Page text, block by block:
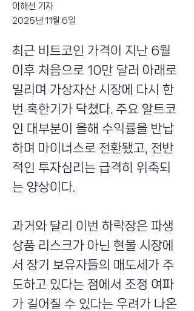
이해선 기자
2025년 11월 6일
최근 비트코인 가격이 지난 6월
이후 처음으로 10만 달러 아래로
밀리며 가상자산 시장에 다시 한
번 혹한기가 닥쳤다. 주요 알트코
인 대부분이 올해 수익률을 반납
하며 마이너스로 전환됐고, 전반
적인 투자심리는 급격히 위축되
는 양상이다.
과거와 달리 이번 하락장은 파생
상품 리스크가 아닌 현물 시장에
서 장기 보유자들의 매도세가 주
도하고 있다는 점에서 조정 여파
가 길어질 수 있다는 우려가 나온